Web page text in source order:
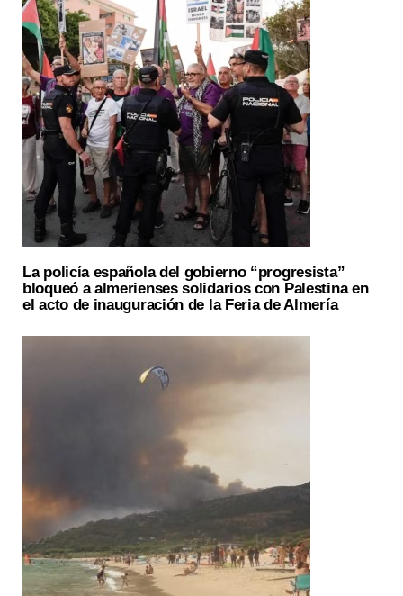
La policía española del gobierno “progresista”
bloqueó a almerienses solidarios con Palestina en
el acto de inauguración de la Feria de Almería